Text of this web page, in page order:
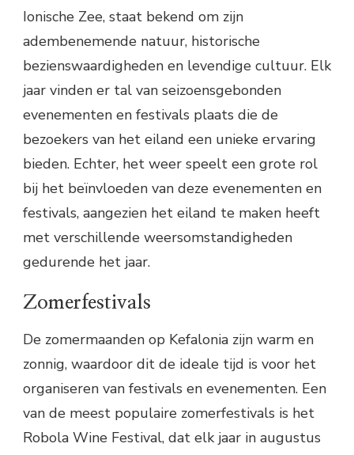
Ionische Zee, staat bekend om zijn
adembenemende natuur, historische
bezienswaardigheden en levendige cultuur. Elk
jaar vinden er tal van seizoensgebonden
evenementen en festivals plaats die de
bezoekers van het eiland een unieke ervaring
bieden. Echter, het weer speelt een grote rol
bij het beïnvloeden van deze evenementen en
festivals, aangezien het eiland te maken heeft
met verschillende weersomstandigheden
gedurende het jaar.
Zomerfestivals
De zomermaanden op Kefalonia zijn warm en
zonnig, waardoor dit de ideale tijd is voor het
organiseren van festivals en evenementen. Een
van de meest populaire zomerfestivals is het
Robola Wine Festival, dat elk jaar in augustus